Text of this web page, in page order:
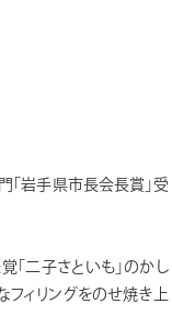
岩手県市長会長賞」受
「二子さといも」のかし
フィリングをのせ焼き上